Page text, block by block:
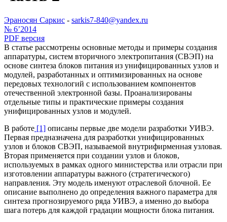
Эраносян Cаркис - sarkis7-840@yandex.ru
№ 6’2014
PDF версия
В статье рассмотрены основные методы и примеры создания
аппаратуры, систем вторичного электропитания (СВЭП) на
основе синтеза блоков питания из унифицированных узлов и
модулей, разработанных и оптимизированных на основе
передовых технологий с использованием компонентов
отечественной электронной базы. Проанализированы
отдельные типы и практические примеры создания
унифицированных узлов и модулей.
В работе [1] описаны первые две модели разработки УИВЭ.
Первая предназначена для разработки унифицированных
узлов и блоков СВЭП, называемой внутрифирменная узловая.
Вторая применяется при создании узлов и блоков,
используемых в рамках одного министерства или отрасли при
изготовлении аппаратуры важного (стратегического)
направления. Эту модель именуют отраслевой блочной. Ее
описание выполнено до определения важного параметра для
синтеза прогнозируемого ряда УИВЭ, а именно до выбора
шага потерь для каждой градации мощности блока питания.